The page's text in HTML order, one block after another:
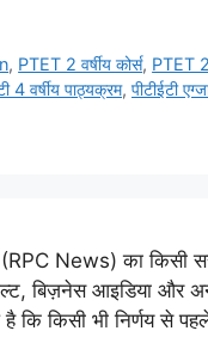
, PTET 2 वर्षीय कोर्स, PTET
4 वर्षीय पाठ्यक्रम, पीटीईटी
(RPC News) का किसी
बिज़नेस आइडिया और
कि किसी भी निर्णय से